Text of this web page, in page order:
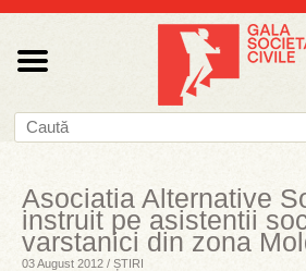
Asociatia Alternative
instruit pe asistentii
varstanici din zona
03 August 2012 / ȘTIRI